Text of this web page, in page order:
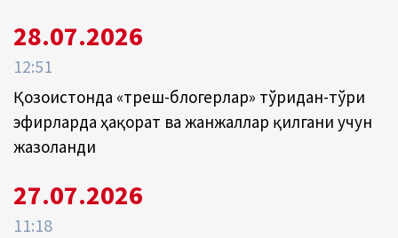
28.07.2026
12:51
Қозоғистонда «треш-блогерлар» тўғридан-тўғри
эфирларда ҳақорат ва жанжаллар қилгани учун
жазоланди
27.07.2026
11:18